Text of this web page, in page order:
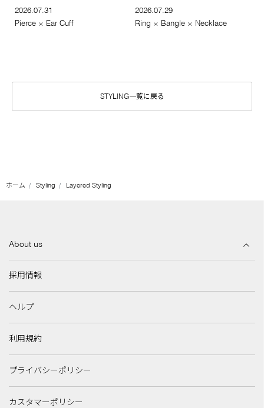
2026.07.31
Pierce × Ear Cuff
2026.07.29
Ring × Bangle × Necklace
STYLING一覧に戻る
ホーム Styling Layered Styling
About us
採用情報
ヘルプ
利用規約
プライバシーポリシー
カスタマーポリシー